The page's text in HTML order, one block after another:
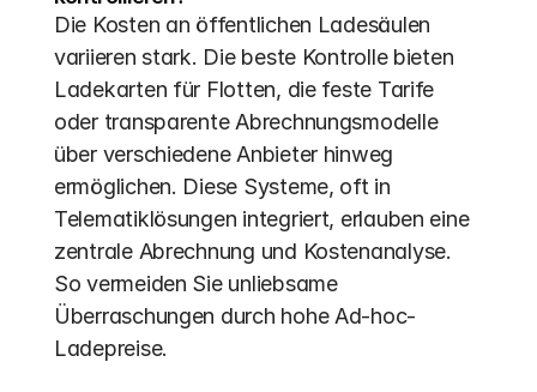
Die Kosten an öffentlichen Ladesäulen
variieren stark. Die beste Kontrolle bieten
Ladekarten für Flotten, die feste Tarife
oder transparente Abrechnungsmodelle
über verschiedene Anbieter hinweg
ermöglichen. Diese Systeme, oft in
Telematiklösungen integriert, erlauben eine
zentrale Abrechnung und Kostenanalyse.
So vermeiden Sie unliebsame
Überraschungen durch hohe Ad-hoc-
Ladepreise.